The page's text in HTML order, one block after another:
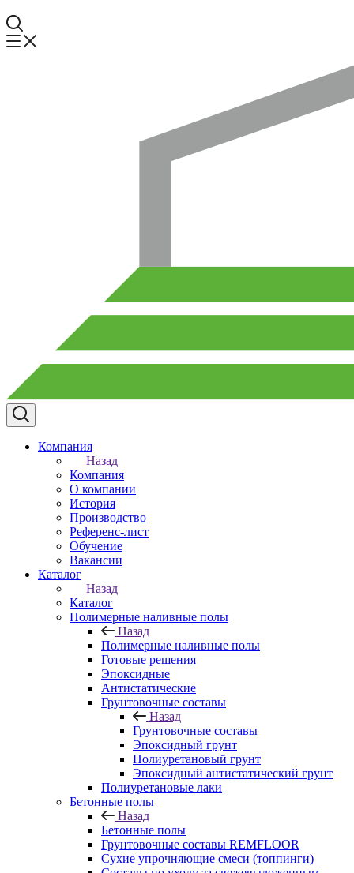
Компания
Назад
Компания
О компании
История
Производство
Референс-лист
Обучение
Вакансии
Каталог
Назад
Каталог
Полимерные наливные полы
Назад
Полимерные наливные полы
Готовые решения
Эпоксидные
Антистатические
Грунтовочные составы
Назад
Грунтовочные составы
Эпоксидный грунт
Полиуретановый грунт
Эпоксидный антистатический грунт
Полиуретановые лаки
Бетонные полы
Назад
Бетонные полы
Грунтовочные составы REMFLOOR
Сухие упрочняющие смеси (топпинги)